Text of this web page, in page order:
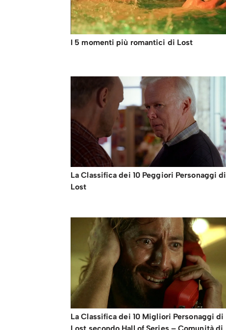
I 5 momenti più romantici di Lost
La Classifica dei 10 Peggiori Personaggi di
Lost
La Classifica dei 10 Migliori Personaggi di